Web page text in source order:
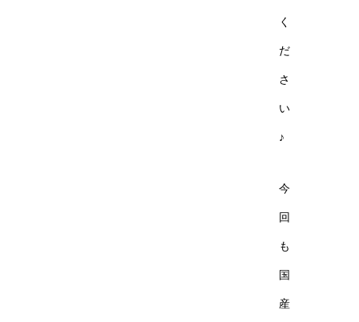
く
だ
さ
い
♪
今
回
も
国
産